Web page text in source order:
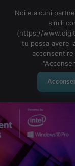
Noi e alcuni
simili
(https://
tu possa avere